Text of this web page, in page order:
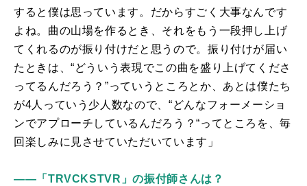
すると僕は思っています。だからすごく大事なんです
よね。曲の山場を作るとき、それをもう一段押し上げ
てくれるのが振り付けだと思うので。振り付けが届い
たときは、“どういう表現でこの曲を盛り上げてくださ
ってるんだろう？”っていうところとか、あとは僕たち
が4人っていう少人数なので、“どんなフォーメーショ
ンでアプローチしているんだろう？“ってところを、毎
回楽しみに見させていただいています」
――「TRVCKSTVR」の振付師さんは？